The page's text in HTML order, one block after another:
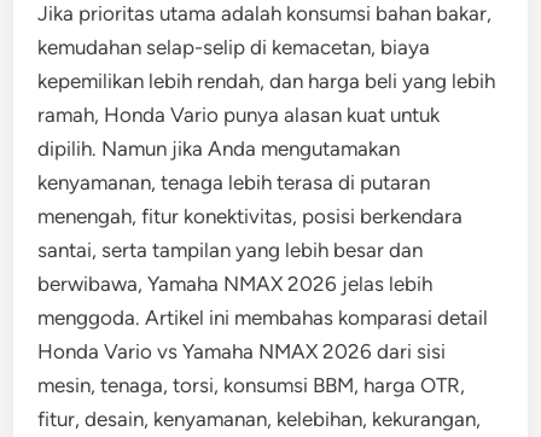
Jika prioritas utama adalah konsumsi bahan bakar,
kemudahan selap-selip di kemacetan, biaya
kepemilikan lebih rendah, dan harga beli yang lebih
ramah, Honda Vario punya alasan kuat untuk
dipilih. Namun jika Anda mengutamakan
kenyamanan, tenaga lebih terasa di putaran
menengah, fitur konektivitas, posisi berkendara
santai, serta tampilan yang lebih besar dan
berwibawa, Yamaha NMAX 2026 jelas lebih
menggoda. Artikel ini membahas komparasi detail
Honda Vario vs Yamaha NMAX 2026 dari sisi
mesin, tenaga, torsi, konsumsi BBM, harga OTR,
fitur, desain, kenyamanan, kelebihan, kekurangan,